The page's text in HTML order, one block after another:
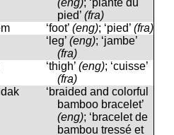
(eng); ‘plante du
pied’ (fra)
‘foot’ (eng); ‘pied’ (fra)
‘leg’ (eng); ‘jambe’
(fra)
‘thigh’ (eng); ‘cuisse’
(fra)
‘braided and colorful
bamboo bracelet’
(eng); ‘bracelet de
bambou tressé et